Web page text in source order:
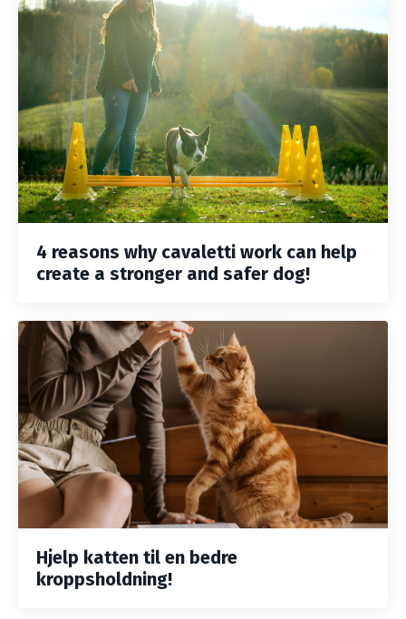
4 reasons why cavaletti work can help
create a stronger and safer dog!
Hjelp katten til en bedre
kroppsholdning!